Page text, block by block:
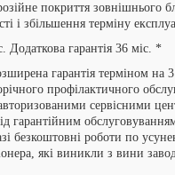
покриття зовнішнього
і збільшення терміну
Додаткова гарантія 36 міс. *
гарантія терміном на
профілактичного
сервісними
гарантійним
безкоштовні роботи по
які виникли з вини